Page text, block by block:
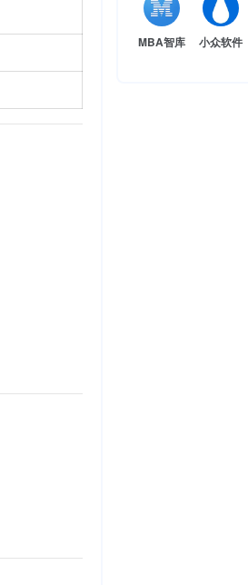
MBA智库 小众软件